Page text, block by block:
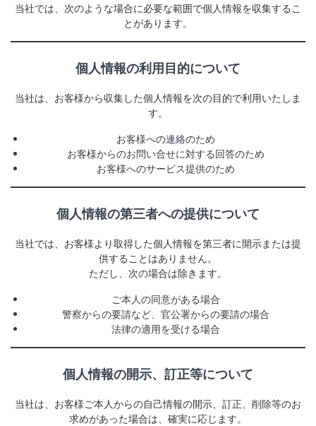
当社では、次のような場合に必要な範囲で個人情報を収集するこ
とがあります。
個人情報の利用目的について
当社は、お客様から収集した個人情報を次の目的で利用いたしま
す。
お客様への連絡のため
お客様からのお問い合せに対する回答のため
お客様へのサービス提供のため
個人情報の第三者への提供について
当社では、お客様より取得した個人情報を第三者に開示または提
供することはありません。
ただし、次の場合は除きます。
ご本人の同意がある場合
警察からの要請など、官公署からの要請の場合
法律の適用を受ける場合
個人情報の開示、訂正等について
当社は、お客様ご本人からの自己情報の開示、訂正、削除等のお
求めがあった場合は、確実に応じます。